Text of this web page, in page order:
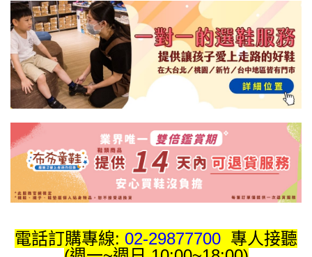
電話訂購專線: 02-29877700 專人接聽